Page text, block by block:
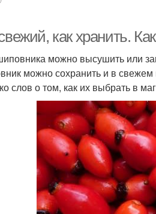
как хранить.
можно высушить или
можно сохранить и в
слов о том, как их выбрать в